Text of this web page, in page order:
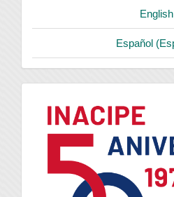
English
Español
logo